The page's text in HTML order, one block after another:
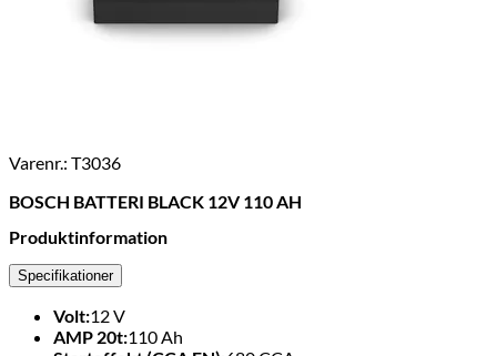
Varenr.: T3036
BOSCH BATTERI BLACK 12V 110 AH
Produktinformation
Specifikationer
Volt:12V
AMP 20t:110 Ah